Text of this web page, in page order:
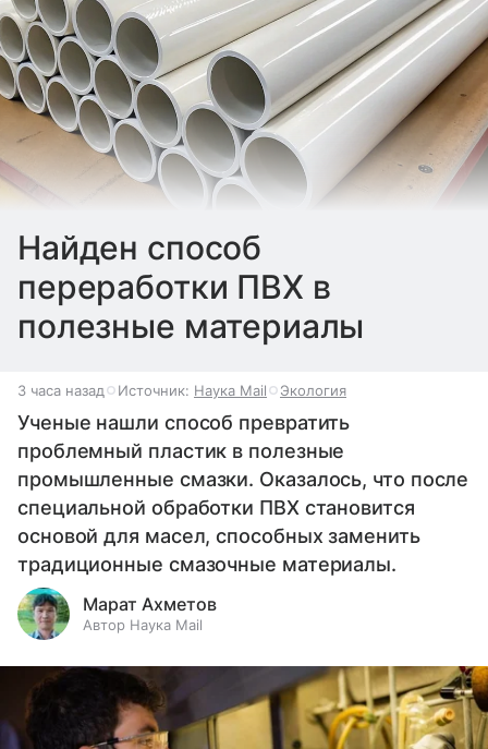
Найден способ
переработки ПВХ в
полезные материалы
3 часа назад Источник: Наука Mail Экология
Ученые нашли способ превратить
проблемный пластик в полезные
промышленные смазки. Оказалось, что после
специальной обработки ПВХ становится
основой для масел, способных заменить
традиционные смазочные материалы.
Марат Ахметов
Автор Наука Mail